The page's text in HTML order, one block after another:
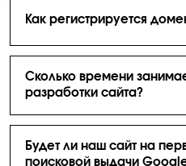
Как регистрируется
Это делается на
сделать это за вас — вам
счет хостинг провайдеру.
Сколько времени
разработки сайта?
Срок создания сайта
проекта. Чем больше
тем он сложнее, и больше
Будет ли наш сайт на
поисковой выдачи